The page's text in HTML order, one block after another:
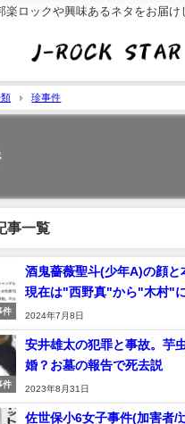
楽ロックや興味あるネタをお届け
珍事件
事一覧
件
酒鬼薔薇聖斗(少年A)の顔と
現在は"西野真"から"木村"
2024年7月8日
件
安井雄太の犯罪と事故。芋
婚？お墓の報告で死去説
2023年8月31日
佐世保小6女子事件(加害者/